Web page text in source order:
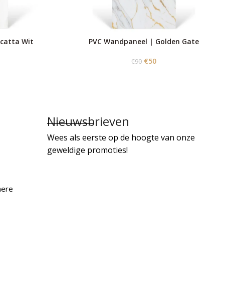
Wit PVC Wandpaneel | Golden Gate
€90 €50
Nieuwsbrieven
Wees als eerste op de hoogte van onze
geweldige promoties!